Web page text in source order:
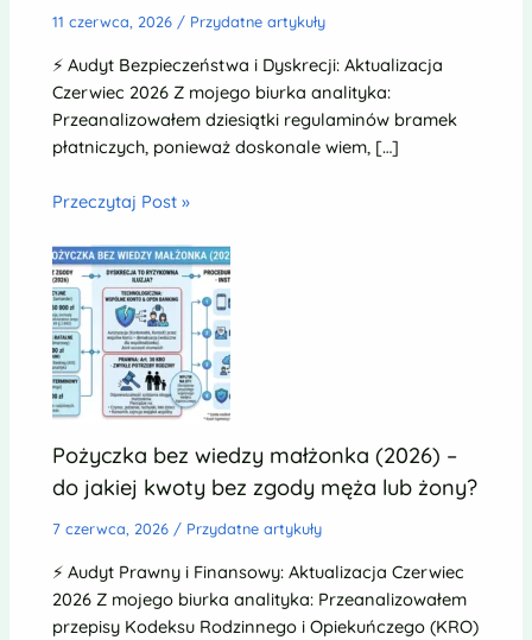
11 czerwca, 2026 / Przydatne artykuły
⚡ Audyt Bezpieczeństwa i Dyskrecji: Aktualizacja
Czerwiec 2026 Z mojego biurka analityka:
Przeanalizowałem dziesiątki regulaminów bramek
płatniczych, ponieważ doskonale wiem, […]
Przeczytaj Post »
Pożyczka bez wiedzy małżonka (2026) –
do jakiej kwoty bez zgody męża lub żony?
7 czerwca, 2026 / Przydatne artykuły
⚡ Audyt Prawny i Finansowy: Aktualizacja Czerwiec
2026 Z mojego biurka analityka: Przeanalizowałem
przepisy Kodeksu Rodzinnego i Opiekuńczego (KRO)